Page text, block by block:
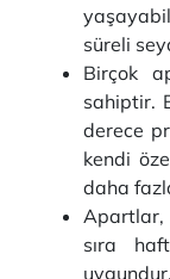
süreli
Birçok
sahiptir.
derece
kendi
daha
Apartlar,
sıra